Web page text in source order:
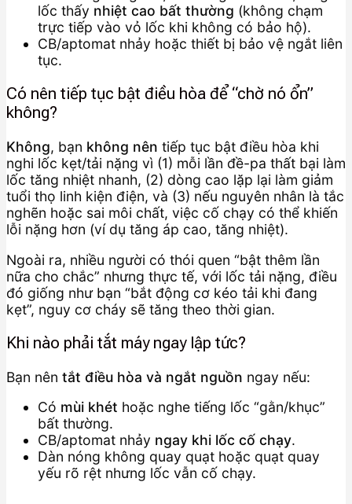
lốc thấy nhiệt cao bất thường (không chạm
trực tiếp vào vỏ lốc khi không có bảo hộ).
CB/aptomat nhảy hoặc thiết bị bảo vệ ngắt liên
tục.
Có nên tiếp tục bật điều hòa để “chờ nó ổn”
không?
Không, bạn không nên tiếp tục bật điều hòa khi
nghi lốc kẹt/tải nặng vì (1) mỗi lần đề-pa thất bại làm
lốc tăng nhiệt nhanh, (2) dòng cao lặp lại làm giảm
tuổi thọ linh kiện điện, và (3) nếu nguyên nhân là tắc
nghẽn hoặc sai môi chất, việc cố chạy có thể khiến
lỗi nặng hơn (ví dụ tăng áp cao, tăng nhiệt).
Ngoài ra, nhiều người có thói quen “bật thêm lần
nữa cho chắc” nhưng thực tế, với lốc tải nặng, điều
đó giống như bạn “bắt động cơ kéo tải khi đang
kẹt”, nguy cơ cháy sẽ tăng theo thời gian.
Khi nào phải tắt máy ngay lập tức?
Bạn nên tắt điều hòa và ngắt nguồn ngay nếu:
Có mùi khét hoặc nghe tiếng lốc “gằn/khục”
bất thường.
CB/aptomat nhảy ngay khi lốc cố chạy.
Dàn nóng không quay quạt hoặc quạt quay
yếu rõ rệt nhưng lốc vẫn cố chạy.